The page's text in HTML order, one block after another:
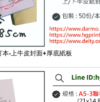
-上牛皮封面+厚底紙板